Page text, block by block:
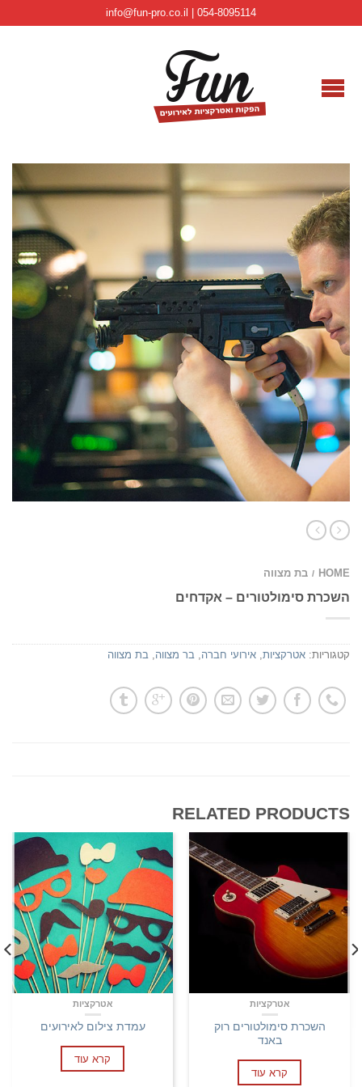
info@fun-pro.co.il | 054-8095114
HOME
/ בת מצווה
השכרת סימולטורים – אקדחים
קטגוריות: אטרקציות, אירועי חברה, בר מצווה, בת מצווה
RELATED PRODUCTS
אטרקציות
עמדת צילום לאירועים
קרא עוד
אטרקציות
השכרת סימולטורים רוק
באנד
קרא עוד